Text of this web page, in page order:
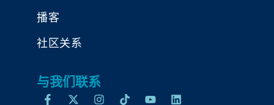
播客
社区关系
与我们联系